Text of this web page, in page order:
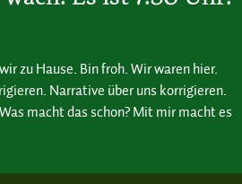
zu Hause. Bin froh. Wir waren hier.
Narrative über uns korrigieren.
macht das schon? Mit mir macht es